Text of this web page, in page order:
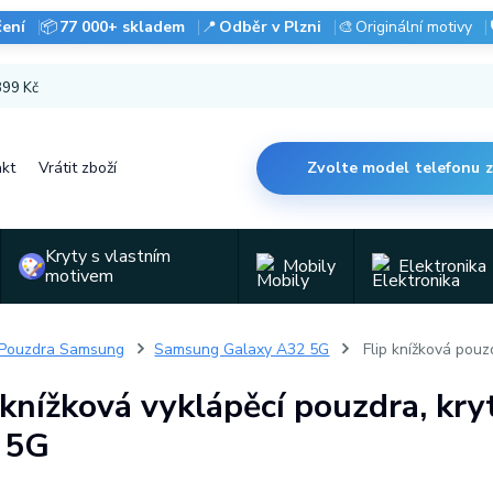
📦77 000+ skladem 📍 Odběr v Plzni 🎨Originální motivy
Kč
Vrátit zboží Zvolte model telefonu
Kryty s vlastním
motivem
Mobily Elektronika
Samsung Samsung Galaxy A32 5G Flip knížková
vyklápěcí pouzdra,